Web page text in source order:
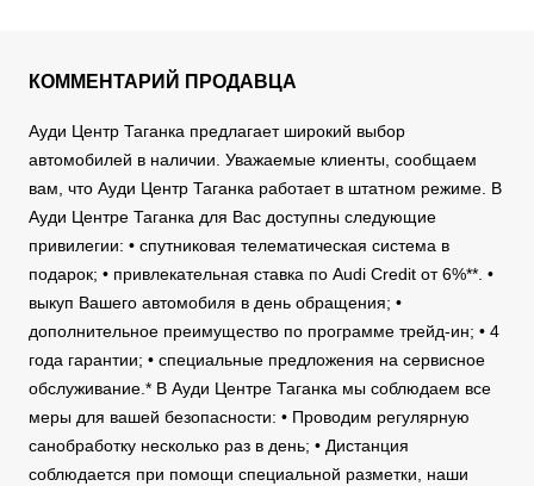
КОММЕНТАРИЙ ПРОДАВЦА
Ауди Центр Таганка предлагает широкий выбор
автомобилей в наличии. Уважаемые клиенты, сообщаем
вам, что Ауди Центр Таганка работает в штатном режиме. В
Ауди Центре Таганка для Вас доступны следующие
привилегии: • спутниковая телематическая система в
подарок; • привлекательная ставка по Audi Credit от 6%**. •
выкуп Вашего автомобиля в день обращения; •
дополнительное преимущество по программе трейд-ин; • 4
года гарантии; • специальные предложения на сервисное
обслуживание.* В Ауди Центре Таганка мы соблюдаем все
меры для вашей безопасности: • Проводим регулярную
санобработку несколько раз в день; • Дистанция
соблюдается при помощи специальной разметки, наши